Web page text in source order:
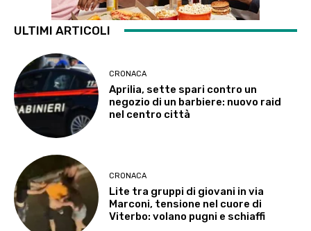
ULTIMI ARTICOLI
CRONACA
Aprilia, sette spari contro un
negozio di un barbiere: nuovo raid
nel centro città
CRONACA
Lite tra gruppi di giovani in via
Marconi, tensione nel cuore di
Viterbo: volano pugni e schiaffi